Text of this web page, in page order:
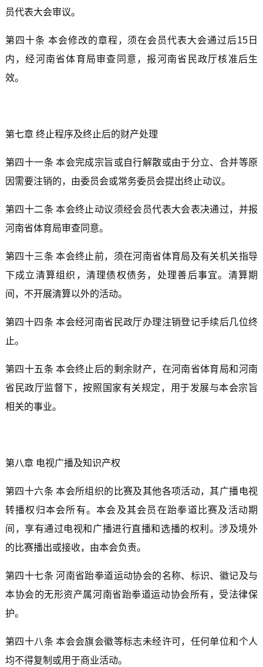
员代表大会审议。
第四十条 本会修改的章程，须在会员代表大会通过后15日
内，经河南省体育局审查同意，报河南省民政厅核准后生
效。
第七章 终止程序及终止后的财产处理
第四十一条 本会完成宗旨或自行解散或由于分立、合并等原
因需要注销的，由委员会或常务委员会提出终止动议。
第四十二条 本会终止动议须经会员代表大会表决通过，并报
河南省体育局审查同意。
第四十三条 本会终止前，须在河南省体育局及有关机关指导
下成立清算组织，清理债权债务，处理善后事宜。清算期
间，不开展清算以外的活动。
第四十四条 本会经河南省民政厅办理注销登记手续后几位终
止。
第四十五条 本会终止后的剩余财产，在河南省体育局和河南
省民政厅监督下，按照国家有关规定，用于发展与本会宗旨
相关的事业。
第八章 电视广播及知识产权
第四十六条 本会所组织的比赛及其他各项活动，其广播电视
转播权归本会所有。本会及其会员在跆拳道比赛及活动期
间，享有通过电视和广播进行直播和选播的权利。涉及境外
的比赛播出或接收，由本会负责。
第四十七条 河南省跆拳道运动协会的名称、标识、徽记及与
本协会的无形资产属河南省跆拳道运动协会所有，受法律保
护。
第四十八条 本会会旗会徽等标志未经许可，任何单位和个人
均不得复制或用于商业活动。